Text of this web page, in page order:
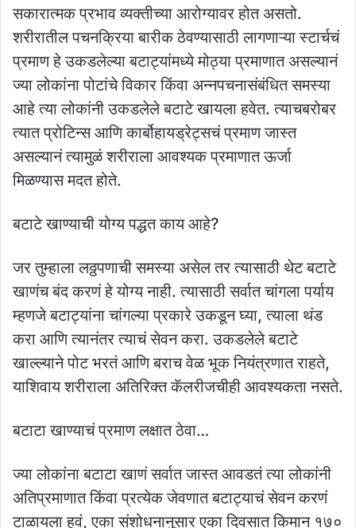
सकारात्मक प्रभाव व्यक्तीच्या आरोग्यावर होत असतो.
शरीरातील पचनक्रिया बारीक ठेवण्यासाठी लागणाऱ्या स्टार्चचं
प्रमाण हे उकडलेल्या बटाट्यांमध्ये मोठ्या प्रमाणात असल्यानं
ज्या लोकांना पोटांचे विकार किंवा अन्नपचनासंबंधित समस्या
आहे त्या लोकांनी उकडलेले बटाटे खायला हवेत. त्याचबरोबर
त्यात प्रोटिन्स आणि कार्बोहायड्रेट्सचं प्रमाण जास्त
असल्यानं त्यामुळं शरीराला आवश्यक प्रमाणात ऊर्जा
मिळण्यास मदत होते.
बटाटे खाण्याची योग्य पद्धत काय आहे?
जर तुम्हाला लठ्ठपणाची समस्या असेल तर त्यासाठी थेट बटाटे
खाणंच बंद करणं हे योग्य नाही. त्यासाठी सर्वात चांगला पर्याय
म्हणजे बटाट्यांना चांगल्या प्रकारे उकडून घ्या, त्याला थंड
करा आणि त्यानंतर त्याचं सेवन करा. उकडलेले बटाटे
खाल्ल्याने पोट भरतं आणि बराच वेळ भूक नियंत्रणात राहते,
याशिवाय शरीराला अतिरिक्त कॅलरीजचीही आवश्यकता नसते.
बटाटा खाण्याचं प्रमाण लक्षात ठेवा…
ज्या लोकांना बटाटा खाणं सर्वात जास्त आवडतं त्या लोकांनी
अतिप्रमाणात किंवा प्रत्येक जेवणात बटाट्याचं सेवन करणं
टाळायला हवं, एका संशोधनानुसार एका दिवसात किमान १७०